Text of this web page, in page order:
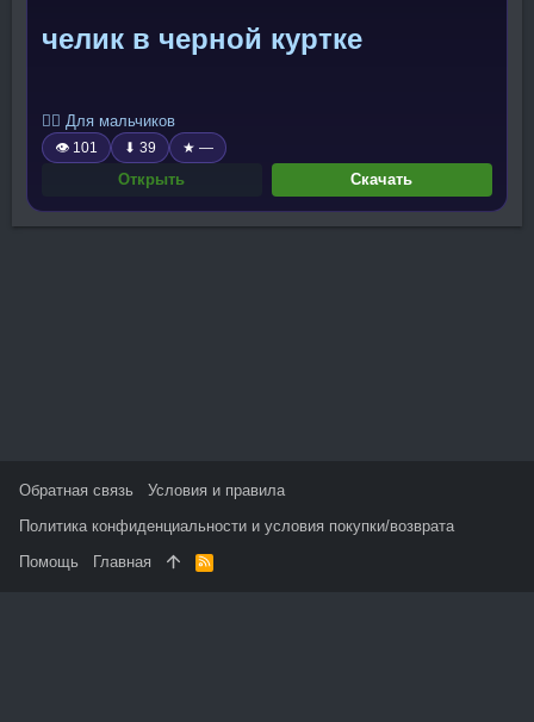
челик в черной куртке
🧍‍♂️ Для мальчиков
👁 101 ⬇ 39 ★ —
Открыть Скачать
Обратная связь
Условия и правила
Политика конфиденциальности и условия покупки/возврата
Помощь
Главная
R